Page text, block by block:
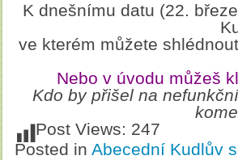
K dnešnímu datu (22.
ve kterém můžete
Nebo v úvodu můžeš
Kdo by přišel na
Post Views: 247
Posted in Abecední Kudlův